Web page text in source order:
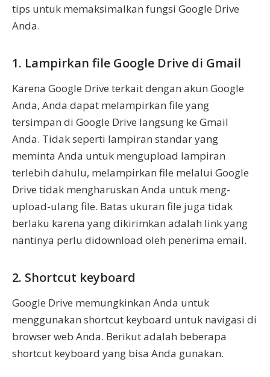
tips untuk memaksimalkan fungsi Google Drive
Anda.
1. Lampirkan file Google Drive di Gmail
Karena Google Drive terkait dengan akun Google
Anda, Anda dapat melampirkan file yang
tersimpan di Google Drive langsung ke Gmail
Anda. Tidak seperti lampiran standar yang
meminta Anda untuk mengupload lampiran
terlebih dahulu, melampirkan file melalui Google
Drive tidak mengharuskan Anda untuk meng-
upload-ulang file. Batas ukuran file juga tidak
berlaku karena yang dikirimkan adalah link yang
nantinya perlu didownload oleh penerima email.
2. Shortcut keyboard
Google Drive memungkinkan Anda untuk
menggunakan shortcut keyboard untuk navigasi di
browser web Anda. Berikut adalah beberapa
shortcut keyboard yang bisa Anda gunakan.